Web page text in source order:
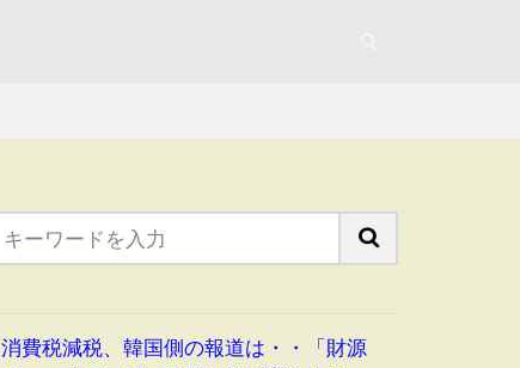
消費税減税、韓国側の報道は・・「財源